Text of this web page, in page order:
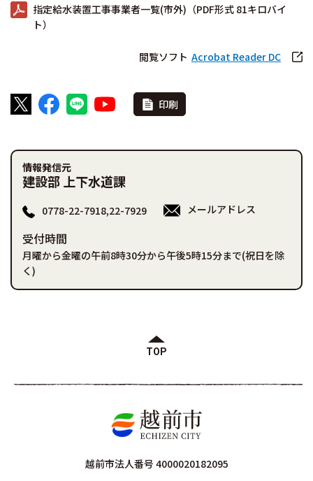
指定給水装置工事事業者一覧(市外)（PDF形式 81キロバイ
ト）
閲覧ソフト Acrobat Reader DC
印刷
情報発信元
建設部 上下水道課
0778-22-7918,22-7929 メールアドレス
受付時間
月曜から金曜の午前8時30分から午後5時15分まで(祝日を除
く)
TOP
越前市法人番号 4000020182095